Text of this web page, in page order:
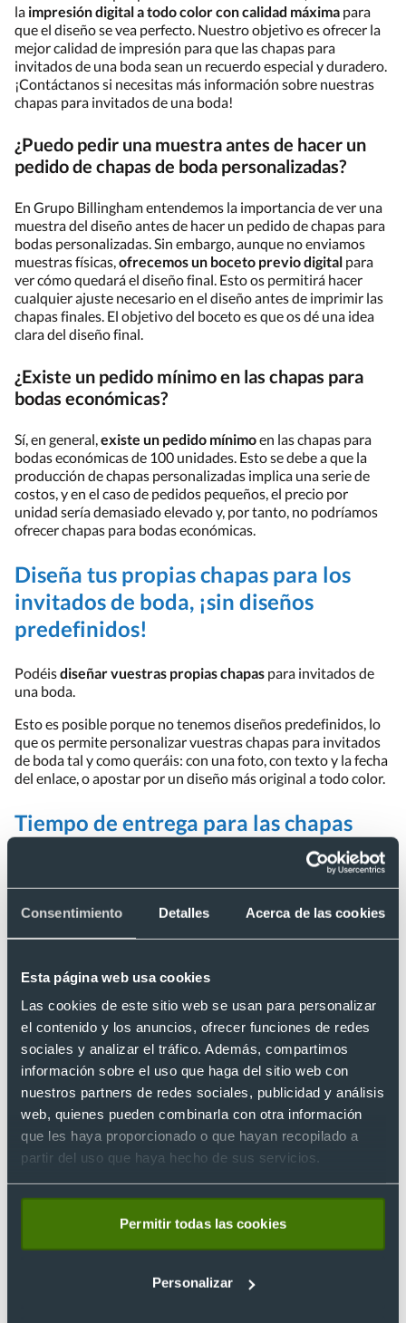
Consentimiento Detalles Acerca de las cookies
Esta página web usa cookies
Las cookies de este sitio web se usan para personalizar
el contenido y los anuncios, ofrecer funciones de redes
sociales y analizar el tráfico. Además, compartimos
información sobre el uso que haga del sitio web con
nuestros partners de redes sociales, publicidad y análisis
web, quienes pueden combinarla con otra información
que les haya proporcionado o que hayan recopilado a
partir del uso que haya hecho de sus servicios.
Permitir todas las cookies
Personalizar
la impresión digital a todo color con calidad máxima para
que el diseño se vea perfecto. Nuestro objetivo es ofrecer la
mejor calidad de impresión para que las chapas para
invitados de una boda sean un recuerdo especial y duradero.
¡Contáctanos si necesitas más información sobre nuestras
chapas para invitados de una boda!
¿Puedo pedir una muestra antes de hacer un
pedido de chapas de boda personalizadas?
En Grupo Billingham entendemos la importancia de ver una
muestra del diseño antes de hacer un pedido de chapas para
bodas personalizadas. Sin embargo, aunque no enviamos
muestras físicas,ofrecemos un boceto previo digital para
ver cómo quedará el diseño final. Esto os permitirá hacer
cualquier ajuste necesario en el diseño antes de imprimir las
chapas finales. El objetivo del boceto es que os dé una idea
clara del diseño final.
¿Existe un pedido mínimo en las chapas para
bodas económicas?
Sí, en general,existe un pedido mínimoen las chapas para
bodas económicas de 100 unidades. Esto se debe a que la
producción de chapas personalizadas implica una serie de
costos, y en el caso de pedidos pequeños, el precio por
unidad sería demasiado elevado y, por tanto, no podríamos
ofrecer chapas para bodas económicas.
Diseña tus propias chapas para los
invitados de boda, ¡sin diseños
predefinidos!
Podéisdiseñar vuestras propias chapas para invitados de
una boda.
Esto es posible porque no tenemos diseños predefinidos, lo
que os permite personalizar vuestras chapas para invitados
de boda tal y como queráis: con una foto, con texto y la fecha
del enlace, o apostar por un diseño más original a todo color.
Tiempo de entrega para las chapas
El tiempo de entrega para nuestras chapas personalizadas de
boda es de aproximadamente 10 días. Este plazo se debe
Es importante destacar que el plazo de entrega comienza una
vez que recibimos el pago y el cliente ha aprobado el diseño
previo. De esta manera, nos aseguramos de entregar un
producto de calidad y personalizado en el plazo acordado.
¡No dudéis en contactarnos si tienes alguna pregunta sobre
nuestras chapas personalizadas de boda!
Ventajas de las chapas personalizadas
para bodas
Las chapas personalizadas para bodas son populares porque
son una forma económica de
y de añadir un toque personalizado a la
reflejen la personalidad de la pareja y la temática de la boda,
elemento creativo y original